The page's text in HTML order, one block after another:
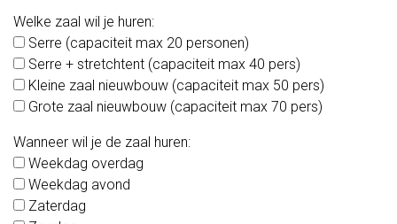
op
school
Zelfoogst
Groenteabonnement
Fruitabonnement
Huisgemaakte
Welke zaal wil je huren:
Serre (capaciteit max 20 personen)
Serre + stretchtent (capaciteit max 40 pers)
Kleine zaal nieuwbouw (capaciteit max 50 pers)
Grote zaal nieuwbouw (capaciteit max 70 pers)
Wanneer wil je de zaal huren:
Weekdag overdag
Weekdag avond
Zaterdag